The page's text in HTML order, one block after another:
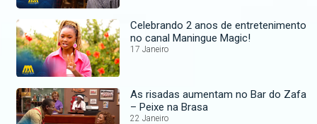
Celebrando 2 anos de entretenimento
no canal Maningue Magic!
17 Janeiro
As risadas aumentam no Bar do Zafa
– Peixe na Brasa
22 Janeiro